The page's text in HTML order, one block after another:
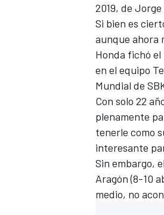
2019, de
Si bien es
aunque ahora
Honda fichó
en el equipo
Mundial de
Con solo 22
plenamente
tenerle como
interesante
Sin embargo,
Aragón (8-10
medio, no